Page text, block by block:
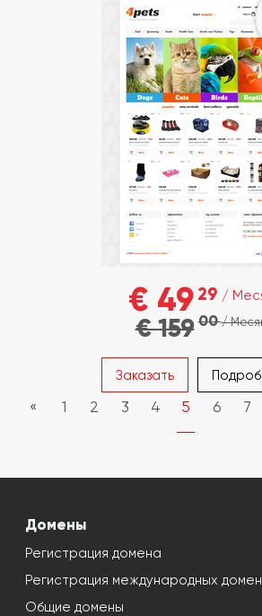
€ 49 29 /
€ 15900/
Заказать
« 1 2 3 4 5 6 7
Домены
Регистрация домена
Регистрация международных
Общие домены